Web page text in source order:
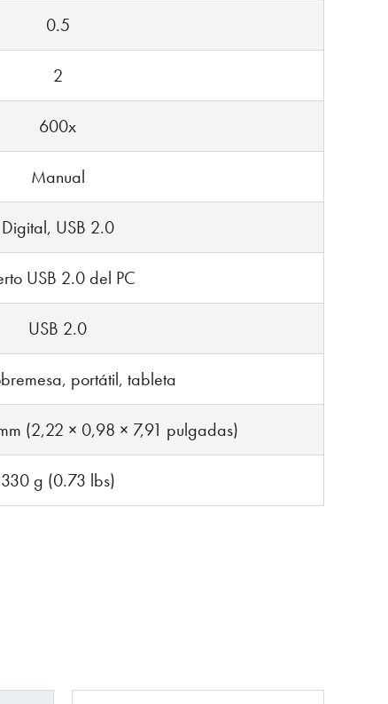
0.5
2
600x
Manual
Digital, USB 2.0
USB 2.0 del PC
USB 2.0
portátil, tableta
(2,22 × 0,98 × 7,91 pulgadas)
330 g (0.73 lbs)